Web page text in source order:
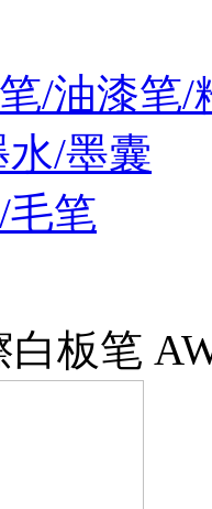
/油漆笔/
/墨囊
笔
白板笔